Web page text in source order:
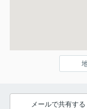
メールで共有する